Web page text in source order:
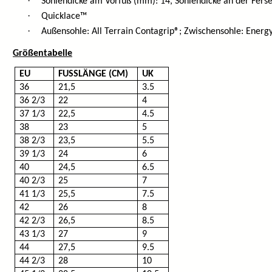
· Quicklace™
· Außensohle: All Terrain Contagrip®; Zwischensohle:
Größentabelle
EU FUSSLÄNGE (CM)
UK
36
21,5
3.5
36 2/3
22
4
37 1/3
22,5
4.5
38
23
5
38 2/3
23,5
5.5
39 1/3
24
6
40
24,5
6.5
40 2/3
25
7
41 1/3
25,5
7.5
42
26
8
42 2/3
26,5
8.5
43 1/3
27
9
44
27,5
9.5
44 2/3
28
10